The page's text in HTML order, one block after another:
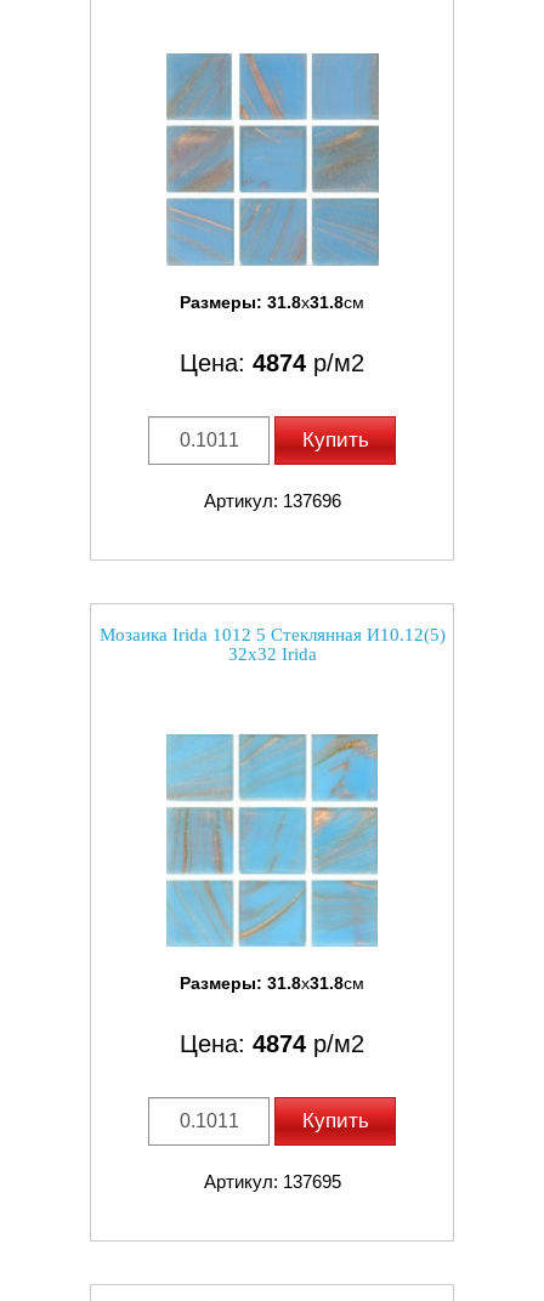
Размеры: 31.8x31.8см
Цена: 4874 р/м2
Купить
Артикул: 137696
Мозаика Irida 1012 5 Стеклянная И10.12(5)
32x32 Irida
Размеры: 31.8x31.8см
Цена: 4874 р/м2
Купить
Артикул: 137695